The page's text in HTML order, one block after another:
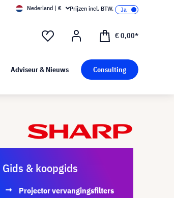
Nederland | € Prijzen incl. BTW.
€ 0,00*
Adviseur & Nieuws Consulting
Gids & koopgids
Projector vervangingsfilters